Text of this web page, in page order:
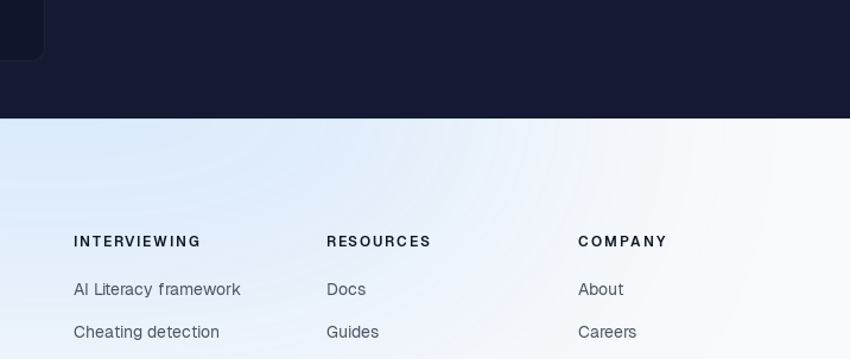
INTERVIEWING
AI Literacy framework
Cheating detection
RESOURCES
Docs
Guides
COMPANY
About
Careers